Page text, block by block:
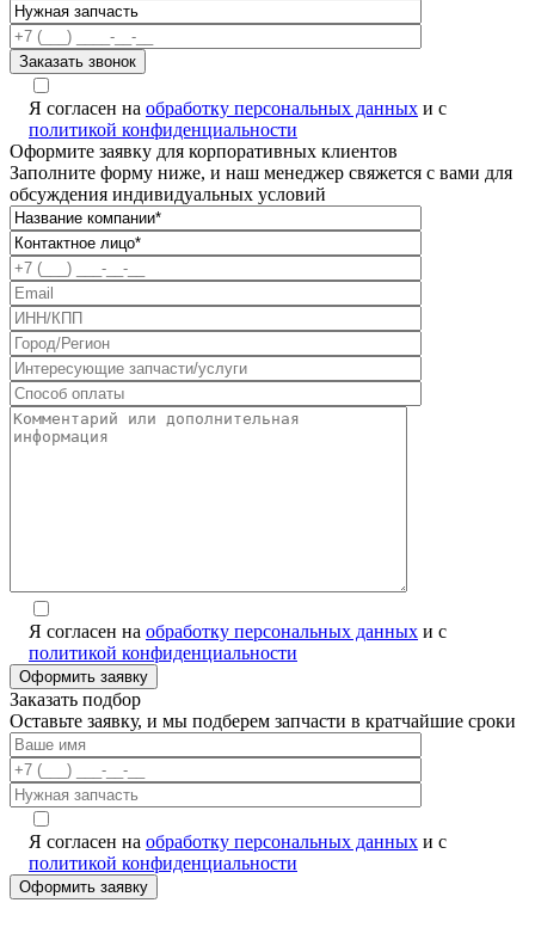
Я согласен на обработку персональных данных и с
политикой конфиденциальности
Оформите заявку для корпоративных клиентов
Заполните форму ниже, и наш менеджер свяжется с вами для
обсуждения индивидуальных условий
Я согласен на обработку персональных данных и с
политикой конфиденциальности
Заказать подбор
Оставьте заявку, и мы подберем запчасти в кратчайшие сроки
Я согласен на обработку персональных данных и с
политикой конфиденциальности